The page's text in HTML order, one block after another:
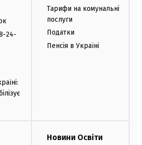
24-
Тарифи на комунальні
послуги
Податки
Пенсія в Україні
Новини Освіти